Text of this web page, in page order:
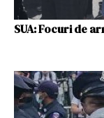
SUA: Focuri de